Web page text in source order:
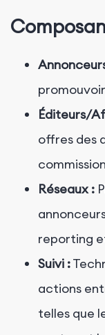
Éditeurs/
offres des
Réseaux :
reporting
Suivi :
actions
telles que